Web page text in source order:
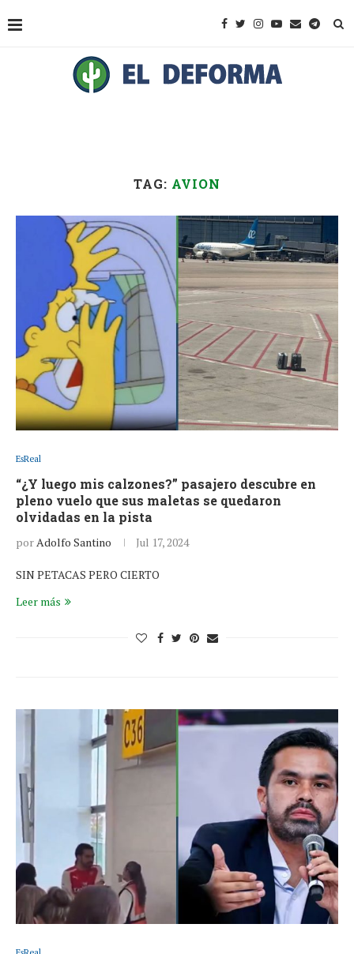
TAG: AVION
EsReal
“¿Y luego mis calzones?” pasajero descubre en
pleno vuelo que sus maletas se quedaron
olvidadas en la pista
porAdolfo Santino Jul 17, 2024
SIN PETACAS PERO CIERTO
Leer más